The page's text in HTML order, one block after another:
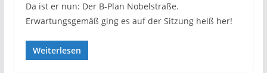
Da ist er nun: Der B-Plan Nobelstraße.
Erwartungsgemäß ging es auf der Sitzung heiß her!
Weiterlesen